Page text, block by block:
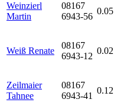
Weinzierl
Martin
08167
6943-56
0.05
Weiß Renate
08167
6943-12
0.02
Zeilmaier
Tahnee
08167
6943-41
0.12